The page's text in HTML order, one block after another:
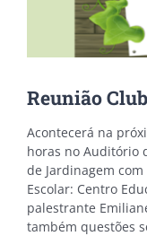
Reunião
Acontecerá na
horas no Auditório
de Jardinagem
Escolar: Centro
palestrante
também questões